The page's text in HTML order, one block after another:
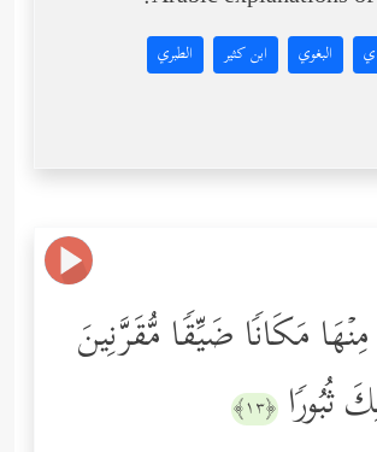
البغوي ابن كثير الطبري
مِنۡهَا مَكَانࣰا ضَیِّقࣰا مُّقَرَّنِینَ
ثُبُورࣰا ﴿١٣﴾